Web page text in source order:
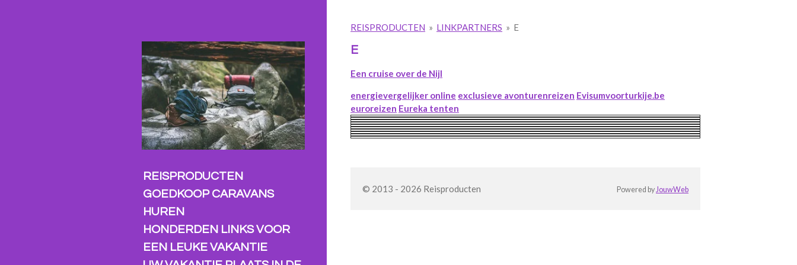
REISPRODUCTEN » LINKPARTNERS » E
E
Een cruise over de Nijl
energievergelijker online exclusieve avonturenreizen Evisumvoorturkije.be
euroreizen Eureka tenten
© 2013 - 2026 Reisproducten Powered byJouwWeb
REISPRODUCTEN
GOEDKOOP CARAVANS
HUREN
HONDERDEN LINKS VOOR
EEN LEUKE VAKANTIE